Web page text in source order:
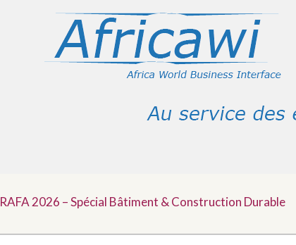
RAFA 2026 – Spécial Bâtiment & Construction Durable